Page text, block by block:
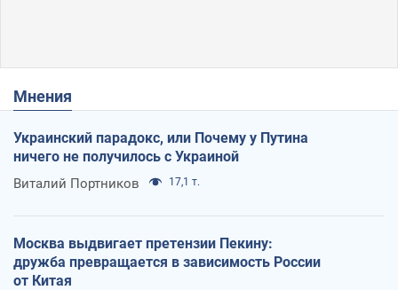
Мнения
Украинский парадокс, или Почему у Путина
ничего не получилось с Украиной
Виталий Портников 17,1 т.
Москва выдвигает претензии Пекину:
дружба превращается в зависимость России
от Китая